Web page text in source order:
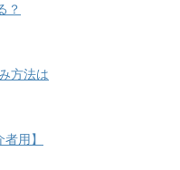
？
方法は
用】